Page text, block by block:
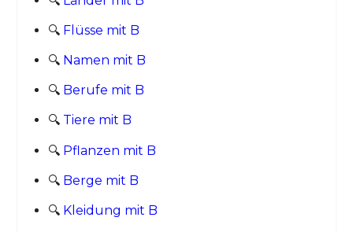
🔍 Flüsse mit B
🔍 Namen mit B
🔍 Berufe mit B
🔍 Tiere mit B
🔍 Pflanzen mit B
🔍 Berge mit B
🔍 Kleidung mit B